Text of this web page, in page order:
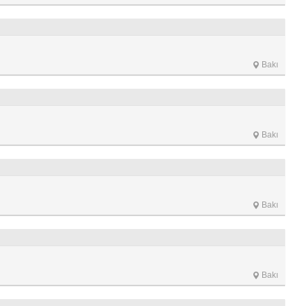
Bakı
Bakı
Bakı
Bakı